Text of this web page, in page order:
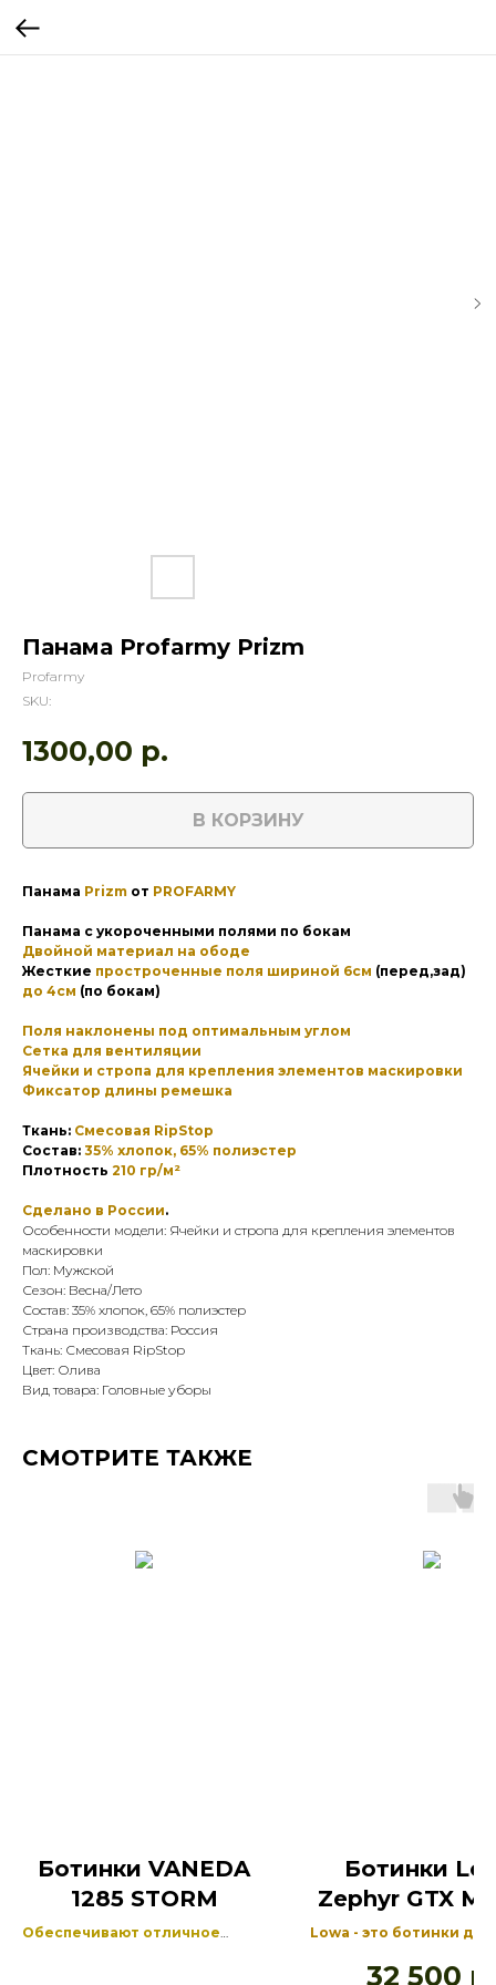
Панама Profarmy Prizm
Profarmy
SKU:
1300,00 р.
В КОРЗИНУ
Панама Prizm от PROFARMY
Панама с укороченными полями по бокам
Двойной материал на ободе
Жесткие простроченные поля шириной 6см (перед,зад)
до 4см (по бокам)
Поля наклонены под оптимальным углом
Сетка для вентиляции
Ячейки и стропа для крепления элементов маскировки
Фиксатор длины ремешка
Ткань: Смесовая RipStop
Состав: 35% хлопок, 65% полиэстер
Плотность 210 гр/м²
Сделано в России.
Особенности модели: Ячейки и стропа для крепления элементов
маскировки
Пол: Мужской
Сезон: Весна/Лето
Состав: 35% хлопок, 65% полиэстер
Страна производства: Россия
Ткань: Смесовая RipStop
Цвет: Олива
Вид товара: Головные уборы
СМОТРИТЕ ТАКЖЕ
Ботинки VANEDA
1285 STORM
Обеспечивают отличное
Ботинки
Zephyr GTX
TF
Lowa - это ботинки для
достигается
32 500 р.